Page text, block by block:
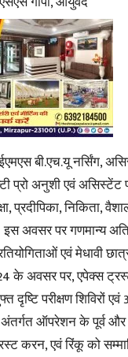
बी.एच.यू नर्सिंग,
अनुशी एवं असिस्टेंट
प्रदीपिका,
अवसर पर गणमान्य
एवं मेधावी
के अवसर पर, एपेक्स
परीक्षण शिविरों
ऑपरेशन के पूर्व और
करन, एवं रिंकू को